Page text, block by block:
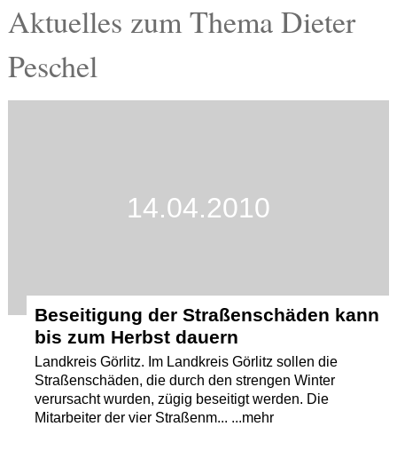
Verkehr
Gesundheit
Aktuelles zum Thema Dieter
Peschel
14.04.2010
Beseitigung der Straßenschäden kann
bis zum Herbst dauern
Landkreis Görlitz. Im Landkreis Görlitz sollen die
Straßenschäden, die durch den strengen Winter
verursacht wurden, zügig beseitigt werden. Die
Mitarbeiter der vier Straßenm... ...mehr